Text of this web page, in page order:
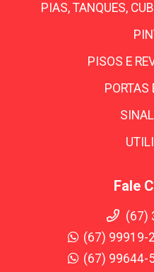
PIAS, TANQUES,
PISOS E
PORTAS
Fale
(67)
(67) 99919-
(67) 99644-